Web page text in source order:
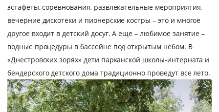
эстафеты, соревнования, развлекательные мероприятия,
вечерние дискотеки и пионерские костры – это и многое
другое входит в детский досуг. А еще – любимое занятие –
водные процедуры в бассейне под открытым небом. В
«Днестровских зорях» дети парканской школы-интерната и
бендерского детского дома традиционно проведут все лето.